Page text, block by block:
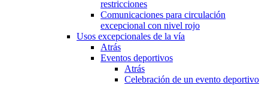
restricciones
Comunicaciones para circulación
excepcional con nivel rojo
Usos excepcionales de la vía
Atrás
Eventos deportivos
Atrás
Celebración de un evento deportivo